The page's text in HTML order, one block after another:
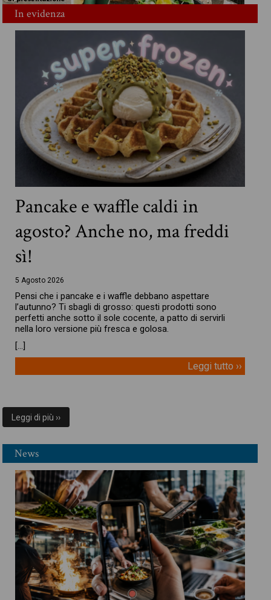
In evidenza
Pancake e waffle caldi in
agosto? Anche no, ma freddi
sì!
5 Agosto 2026
Pensi che i pancake e i waffle debbano aspettare
l’autunno? Ti sbagli di grosso: questi prodotti sono
perfetti anche sotto il sole cocente, a patto di servirli
nella loro versione più fresca e golosa.
[…]
Leggi tutto ››
Leggi di più ››
News